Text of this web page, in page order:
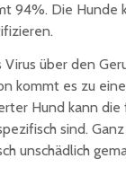
94%. Die Hunde
über den
kommt es zu
Hund kann die
sind.
unschädlich